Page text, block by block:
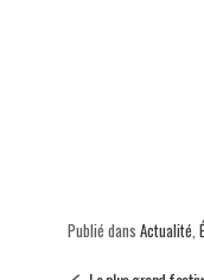
Publié dans Actualité,